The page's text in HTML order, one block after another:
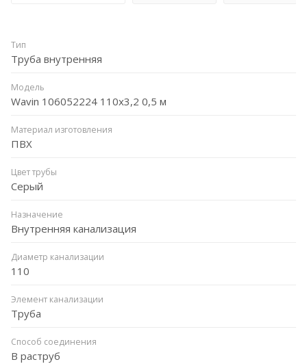
Тип
Труба внутренняя
Модель
Wavin 106052224 110x3,2 0,5 м
Материал изготовления
ПВХ
Цвет трубы
Серый
Назначение
Внутренняя канализация
Диаметр канализации
110
Элемент канализации
Труба
Способ соединения
В раструб